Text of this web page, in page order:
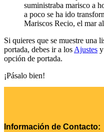
suministraba marisco a
a poco se ha ido
Mariscos Recio, el mar
Si quieres que se muestre una
portada, debes ir a los Ajustes
opción de portada.
¡Pásalo bien!
Información de Contacto: